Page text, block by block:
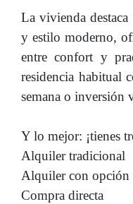
La vivienda
y estilo moderno,
entre confort y
residencia habitual
semana o inversión
Y lo mejor: ¡tienes
Alquiler tradicional
Alquiler con opción
Compra directa